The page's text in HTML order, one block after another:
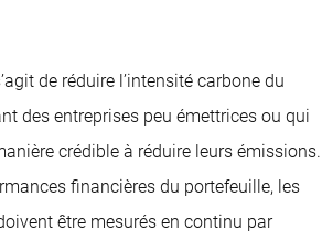
de réduire l’intensité carbone du
des entreprises peu émettrices ou qui
crédible à réduire leurs émissions.
financières du portefeuille, les
être mesurés en continu par